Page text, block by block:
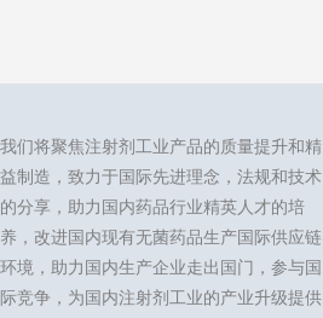
我们将聚焦注射剂工业产品的质量提升和精
益制造，致力于国际先进理念，法规和技术
的分享，助力国内药品行业精英人才的培
养，改进国内现有无菌药品生产国际供应链
环境，助力国内生产企业走出国门，参与国
际竞争，为国内注射剂工业的产业升级提供